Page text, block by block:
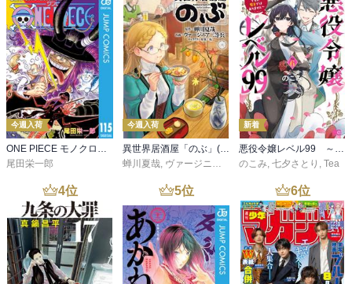
今週入荷
ONE PIECE モノクロ版 115
尾田栄一郎
今週入荷
異世界居酒屋「のぶ」(22)
蝉川夏哉, ヴァージニア二等兵 ,転
新着
悪役令嬢レベル99 ～私は裏ボスですが魔王ではありません～ その６
のこみ, 七夕さとり , Tea
4位 5位 6位